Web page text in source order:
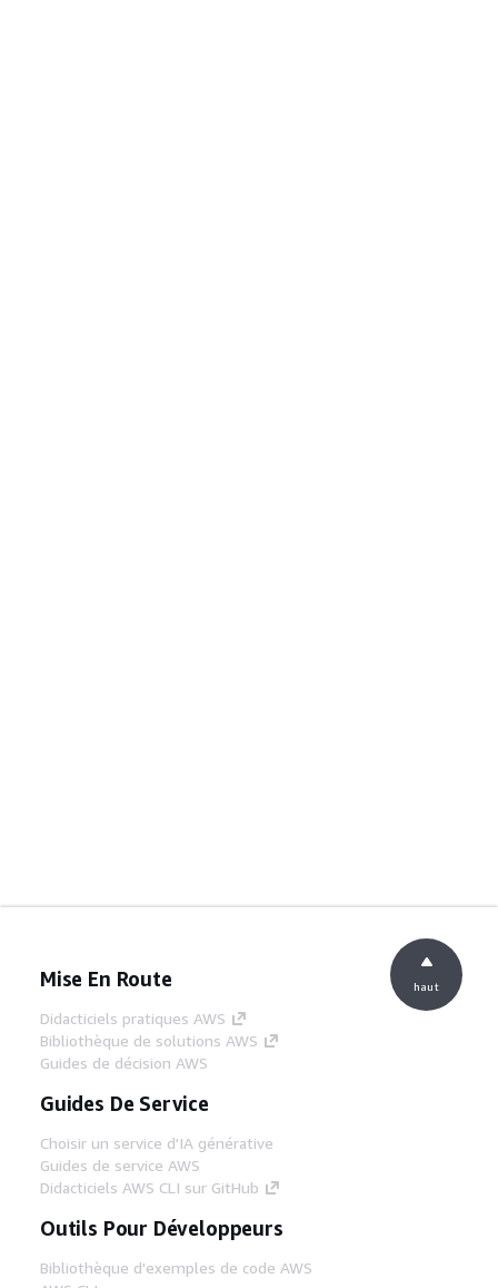
Mise En Route
Didacticiels pratiques AWS
Bibliothèque de solutions AWS
Guides de décision AWS
Guides De Service
Choisir un service d'IA générative
Guides de service AWS
Didacticiels AWS CLI sur GitHub
Outils Pour Développeurs
Bibliothèque d'exemples de code AWS
haut